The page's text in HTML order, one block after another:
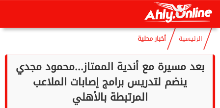
الجمعة
الرئيسية أخبار محلية
بعد مسيرة مع أندية الممتاز...محمود مجدي
ينضم لتدريس برامج إصابات الملاعب
المرتبطة بالأهلي